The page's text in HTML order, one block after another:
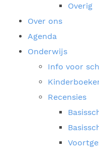
Overig
Over ons
Agenda
Onderwijs
Info voor
Recensies